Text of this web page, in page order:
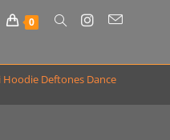
0 Uključi/isključi
pretragu
web-
Hoodie Deftones Dance